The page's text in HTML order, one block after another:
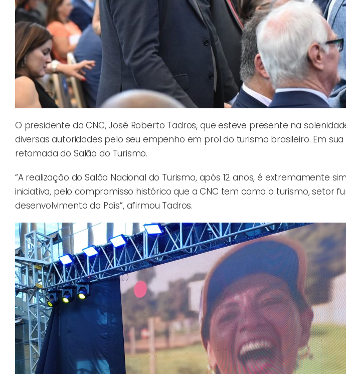
O presidente da CNC, José Roberto Tadros, que esteve presente na
diversas autoridades pelo seu empenho em prol do turismo brasileiro. Em
retomada do Salão do Turismo.
“A realização do Salão Nacional do Turismo, após 12 anos, é extremamente
iniciativa, pelo compromisso histórico que a CNC tem como o turismo, setor
desenvolvimento do País”, afirmou Tadros.